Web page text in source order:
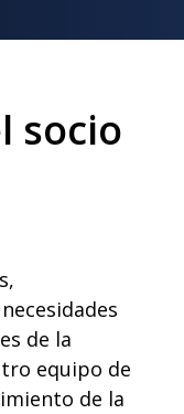
socio
de la
equipo de
de la